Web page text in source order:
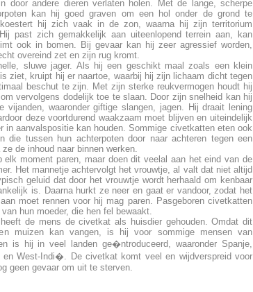
door andere dieren verlaten holen. Met de lange, scherpe
kan hij goed graven om een hol onder de grond te
hij zich vaak in de zon, waarna hij zijn territorium
past zich gemakkelijk aan uiteenlopend terrein aan, kan
ook in bomen. Bij gevaar kan hij zeer agressief worden,
overeind zet en zijn rug kromt.
sluwe jager. Als hij een geschikt maal zoals een klein
ziet, kruipt hij er naartoe, waarbij hij zijn lichaam dicht tegen
beschut te zijn. Met zijn sterke reukvermogen houdt hij
vervolgens dodelijk toe te slaan. Door zijn snelheid kan hij
vijanden, waaronder giftige slangen, jagen. Hij draait lening
deze voortdurend waakzaam moet blijven en uiteindelijk
in aanvalspositie kan houden. Sommige civetkatten eten ook
die tussen hun achterpoten door naar achteren tegen een
de inhoud naar binnen werken.
elk moment paren, maar doen dit veelal aan het eind van de
Het mannetje achtervolgt het vrouwtje, al valt dat niet altijd
geluid dat door het vrouwtje wordt herhaald om kenbaar
is. Daarna hurkt ze neer en gaat er vandoor, zodat het
moet rennen voor hij mag paren. Pasgeboren civetkatten
hun moeder, die hen fel bewaakt.
de mens de civetkat als huisdier gehouden. Omdat dit
muizen kan vangen, is hij voor sommige mensen van
is hij in veel landen ge�ntroduceerd, waaronder Spanje,
en West-Indi�. De civetkat komt veel en wijdverspreid voor
geen gevaar om uit te sterven.